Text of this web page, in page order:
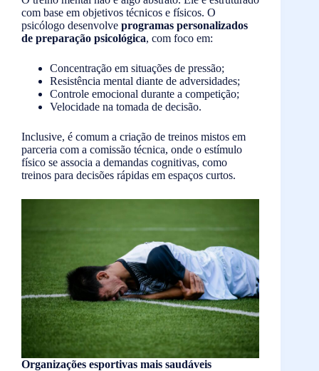
com base em objetivos técnicos e físicos. O
psicólogo desenvolve programas personalizados
de preparação psicológica, com foco em:
Concentração em situações de pressão;
Resistência mental diante de adversidades;
Controle emocional durante a competição;
Velocidade na tomada de decisão.
Inclusive, é comum a criação de treinos mistos em
parceria com a comissão técnica, onde o estímulo
físico se associa a demandas cognitivas, como
treinos para decisões rápidas em espaços curtos.
Organizações esportivas mais saudáveis